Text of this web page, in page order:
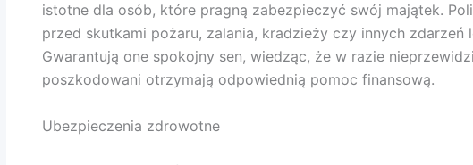
istotne dla osób, które pragną zabezpieczyć swój majątek.
przed skutkami pożaru, zalania, kradzieży czy innych zdarzeń
Gwarantują one spokojny sen, wiedząc, że w razie
poszkodowani otrzymają odpowiednią pomoc finansową.
Ubezpieczenia zdrowotne